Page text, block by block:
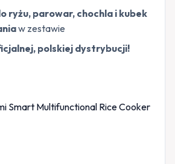
ryżu, parowar, chochla i kubek
w zestawie
polskiej dystrybucji!